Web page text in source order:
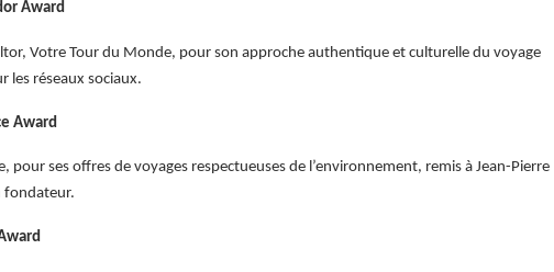
Award
Votre Tour du Monde, pour son approche authentique et culturelle du voyage
les réseaux sociaux.
Award
pour ses offres de voyages respectueuses de l’environnement, remis à Jean-Pierre
fondateur.